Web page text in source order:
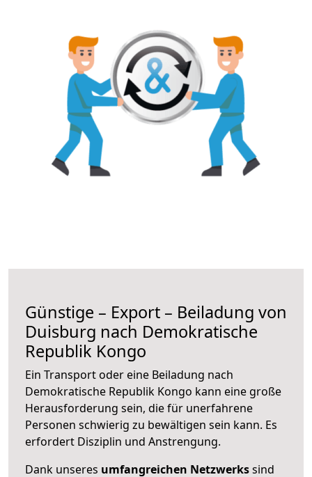
Günstige – Export – Beiladung von
Duisburg nach Demokratische
Republik Kongo
Ein Transport oder eine Beiladung nach
Demokratische Republik Kongo kann eine große
Herausforderung sein, die für unerfahrene
Personen schwierig zu bewältigen sein kann. Es
erfordert Disziplin und Anstrengung.
Dank unseres umfangreichen Netzwerkssind